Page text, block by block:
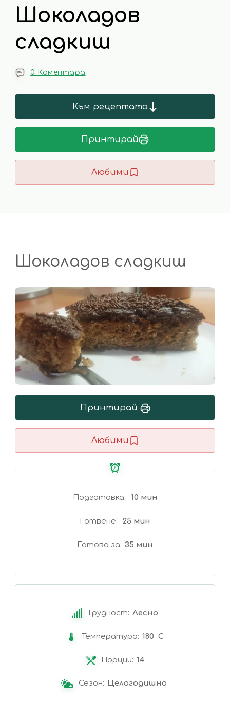
Шоколадов
сладкиш
0 Коментара
Към рецептата
Принтирай
Любими
Шоколадов сладкиш
Принтирай
Любими
Подготовка 10 мин
Готвене 25 мин
Готово за 35 мин
Трудност: Лесно
Температура: 180 C
Порции: 14
Сезон: Целогодишно